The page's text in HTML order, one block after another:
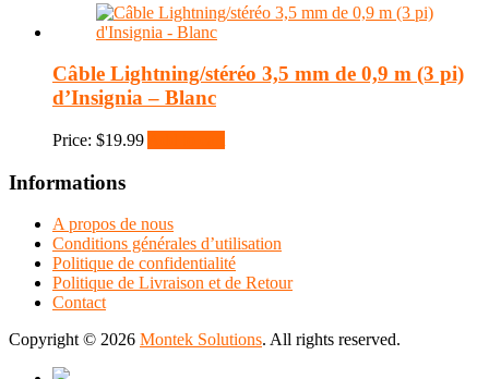
Câble Lightning/stéréo 3,5 mm de 0,9 m (3 pi)
d’Insignia – Blanc
Price: $19.99
Informations
A propos de nous
Conditions générales d’utilisation
Politique de confidentialité
Politique de Livraison et de Retour
Contact
Copyright © 2026 Montek Solutions. All rights reserved.